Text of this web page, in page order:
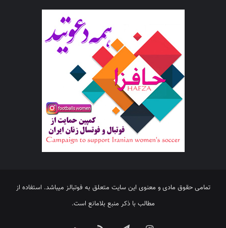
تمامی حقوق مادی و معنوی این سایت متعلق به فوتبالز میباشد. استفاده از
مطالب با ذکر منبع بلامانع است.